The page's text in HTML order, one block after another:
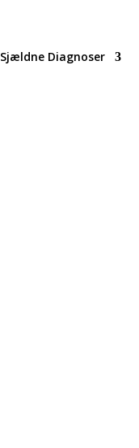
Sjældne Diagnoser